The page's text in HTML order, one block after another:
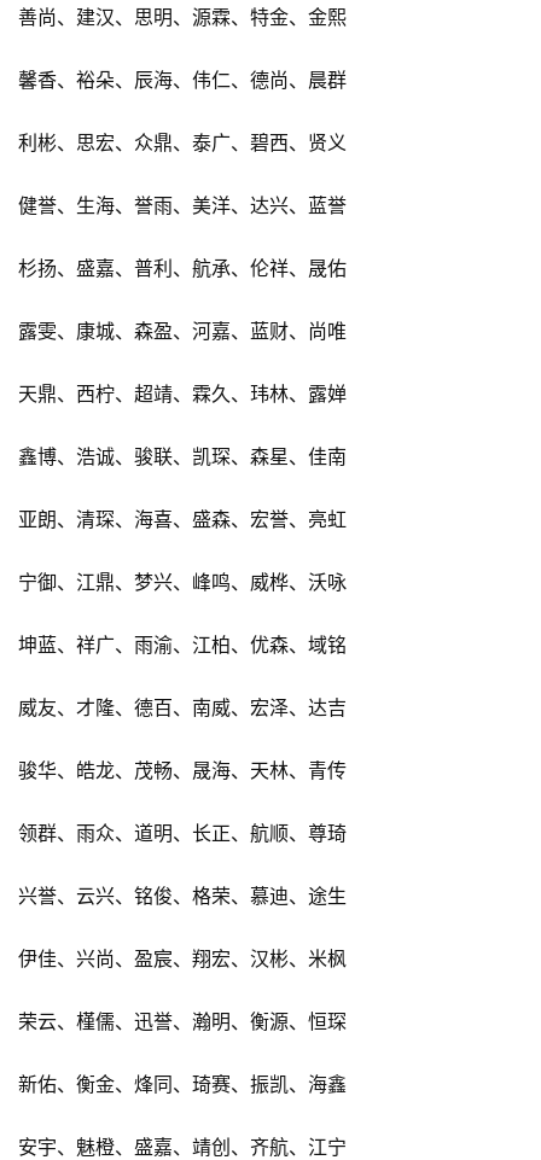
善尚、建汉、思明、源霖、特金、金熙
馨香、裕朵、辰海、伟仁、德尚、晨群
利彬、思宏、众鼎、泰广、碧西、贤义
健誉、生海、誉雨、美洋、达兴、蓝誉
杉扬、盛嘉、普利、航承、伦祥、晟佑
露雯、康城、森盈、河嘉、蓝财、尚唯
天鼎、西柠、超靖、霖久、玮林、露婵
鑫博、浩诚、骏联、凯琛、森星、佳南
亚朗、清琛、海喜、盛森、宏誉、亮虹
宁御、江鼎、梦兴、峰鸣、威桦、沃咏
坤蓝、祥广、雨渝、江柏、优森、域铭
威友、才隆、德百、南威、宏泽、达吉
骏华、皓龙、茂畅、晟海、天林、青传
领群、雨众、道明、长正、航顺、尊琦
兴誉、云兴、铭俊、格荣、慕迪、途生
伊佳、兴尚、盈宸、翔宏、汉彬、米枫
荣云、槿儒、迅誉、瀚明、衡源、恒琛
新佑、衡金、烽同、琦赛、振凯、海鑫
安宇、魅橙、盛嘉、靖创、齐航、江宁